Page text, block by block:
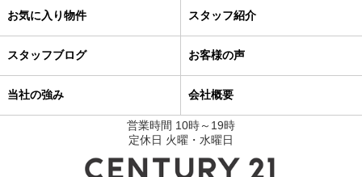
お気に入り物件 スタッフ紹介
スタッフブログ お客様の声
当社の強み 会社概要
営業時間 10時～19時
定休日 火曜・水曜日